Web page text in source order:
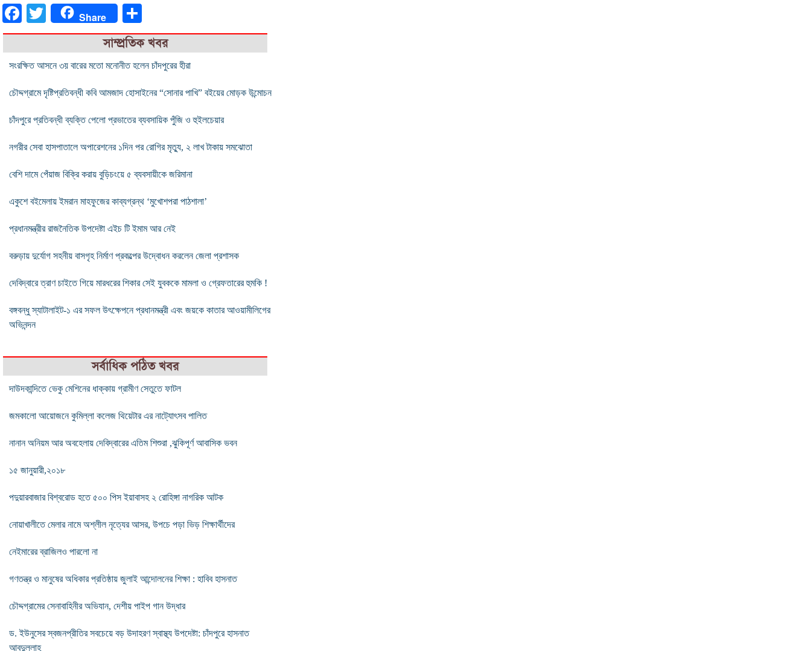
FacebookTwitter Share
সাম্প্রতিক খবর
সংরক্ষিত আসনে ৩য় বারের মতো মনোনীত হলেন চাঁদপুরের হীরা
চৌদ্দগ্রামে দৃষ্টিপ্রতিবন্ধী কবি আমজাদ হোসাইনের “সোনার পাখি” বইয়ের মোড়ক উন্মোচন
চাঁদপুরে প্রতিবন্ধী ব্যক্তি পেলো প্রভাতের ব্যবসায়িক পুঁজি ও হুইলচেয়ার
নগরীর সেবা হাসপাতালে অপারেশনের ১দিন পর রোগির মৃত্যু, ২ লাখ টাকায় সমঝোতা
বেশি দামে পেঁয়াজ বিক্রি করায় বুড়িচংয়ে ৫ ব্যবসায়ীকে জরিমানা
একুশে বইমেলায় ইমরান মাহফুজের কাব্যগ্রন্থ ‘মুখোশপরা পাঠশালা’
প্রধানমন্ত্রীর রাজনৈতিক উপদেষ্টা এইচ টি ইমাম আর নেই
বরুড়ায় দুর্যোগ সহনীয় বাসগৃহ নির্মাণ প্রকল্পের উদ্বোধন করলেন জেলা প্রশাসক
দেবিদ্বারে ত্রাণ চাইতে গিয়ে মারধরের শিকার সেই যুবককে মামলা ও গ্রেফতারের হুমকি !
বঙ্গবন্ধু স্যাটালাইট-১ এর সফল উৎক্ষেপনে প্রধানমন্ত্রী এবং জয়কে কাতার আওয়ামীলিগের
অভিনন্দন
সর্বাধিক পঠিত খবর
দাউদকান্দিতে ভেকু মেশিনের ধাক্কায় গ্রামীণ সেতুতে ফাটল
জমকালো আয়োজনে কুমিল্লা কলেজ থিয়েটার এর নাট্যোৎসব পালিত
নানান অনিয়ম আর অবহেলায় দেবিদ্বারের এতিম শিশুরা ,ঝুকিপূর্ণ আবাসিক ভবন
১৫ জানুয়ারী,২০১৮
পদুয়ারবাজার বিশ্বরোড হতে ৫০০ পিস ইয়াবাসহ ২ রোহিঙ্গা নাগরিক আটক
নোয়াখালীতে মেলার নামে অশ্লীল নৃত্যের আসর, উপচে পড়া ভিড় শিক্ষার্থীদের
নেইমারের ব্রাজিলও পারলো না
গণতন্ত্র ও মানুষের অধিকার প্রতিষ্ঠায় জুলাই আন্দোলনের শিক্ষা : হাবিব হাসনাত
চৌদ্দগ্রামের সেনাবাহিনীর অভিযান, দেশীয় পাইপ গান উদ্ধার
ড. ইউনুসের স্বজনপ্রীতির সবচেয়ে বড় উদাহরণ স্বাস্থ্য উপদেষ্টা: চাঁদপুরে হাসনাত
আবদুল্লাহ